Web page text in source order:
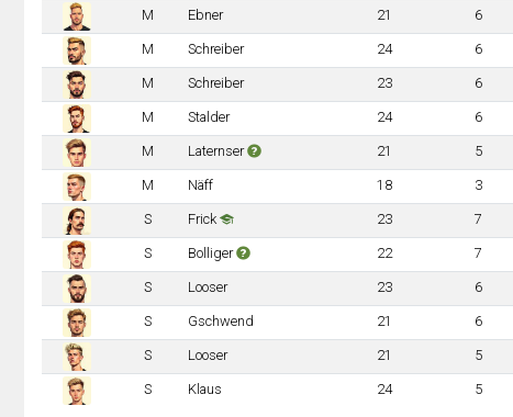
M Ebner 21 6
M Schreiber 24 6
M Schreiber 23 6
M Stalder 24 6
M Laternser 21 5
M Näff 18 3
S Frick 23 7
S Bolliger 22 7
S Looser 23 6
S Gschwend 21 6
S Looser 21 5
S Klaus 24 5